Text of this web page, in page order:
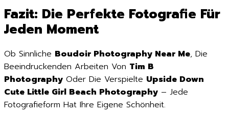
Fazit: Die Perfekte Fotografie Für
Jeden Moment
Ob Sinnliche Boudoir Photography Near Me, Die
Beeindruckenden Arbeiten Von Tim B
Photography Oder Die Verspielte Upside Down
Cute Little Girl Beach Photography – Jede
Fotografieform Hat Ihre Eigene Schönheit.